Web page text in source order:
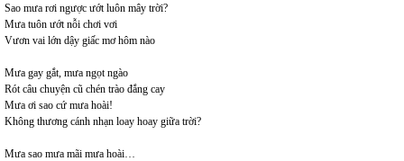
Sao mưa rơi ngược ướt luôn mây trời?
Mưa tuôn ướt nỗi chơi vơi
Vươn vai lớn dậy giấc mơ hôm nào
Mưa gay gắt, mưa ngọt ngào
Rót câu chuyện cũ chén trào đắng cay
Mưa ơi sao cứ mưa hoài!
Không thương cánh nhạn loay hoay giữa trời?
Mưa sao mưa mãi mưa hoài…